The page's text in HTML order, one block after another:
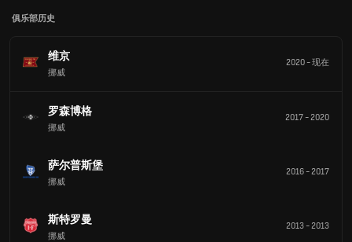
俱乐部历史
维京
挪威
2020-现在
罗森博格
挪威
2017-2020
萨尔普斯堡
挪威
2016-2017
斯特罗曼
挪威
2013-2013